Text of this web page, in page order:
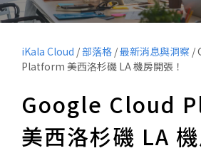
iKala Cloud /部落格 /最新消息與洞察 /
Platform 美西洛杉磯 LA 機房開張！
Google Cloud
美西洛杉磯 LA 機